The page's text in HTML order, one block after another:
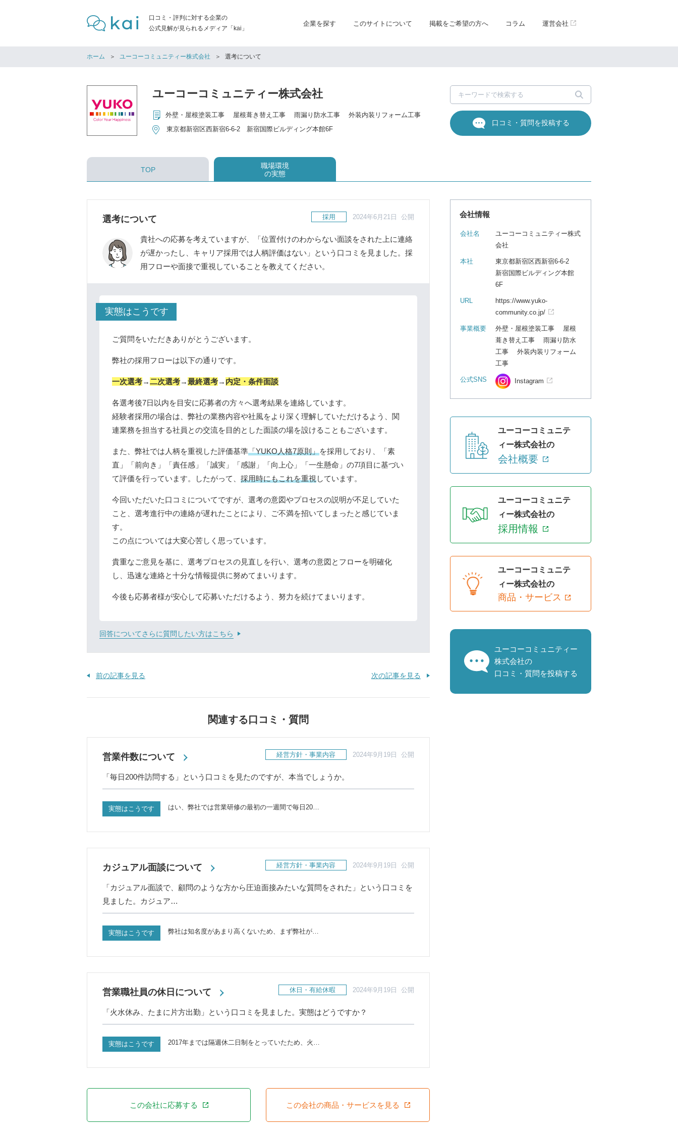
口コミ・評判に対する企業の
公式見解が見られるメディア「kai」
企業を探す このサイトについて 掲載をご希望の方へ コラム 運営会社
ホーム ユーコーコミュニティー株式会社 選考について
ユーコーコミュニティー株式会社
外壁・屋根塗装工事 屋根葺き替え工事 雨漏り防水工事 外装内装リフォーム工事
東京都新宿区西新宿6-6-2 新宿国際ビルディング本館6F
口コミ・質問を投稿する
TOP
職場環境
の実態
選考について 採用 2024年6月21日 公開
貴社への応募を考えていますが、「位置付けのわからない面談をされた上に連絡
が遅かったし、キャリア採用では人柄評価はない」という口コミを見ました。採
用フローや面接で重視していることを教えてください。
実態はこうです
ご質問をいただきありがとうございます。
弊社の採用フローは以下の通りです。
一次選考→二次選考→最終選考→ 内定・条件面談
各選考後7日以内を目安に応募者の方々へ選考結果を連絡しています。
経験者採用の場合は、弊社の業務内容や社風をより深く理解していただけるよう、関
連業務を担当する社員との交流を目的とした面談の場を設けることもございます。
また、弊社では人柄を重視した評価基準「YUKO人格7原則」を採用しており、「素
直」「前向き」「責任感」「誠実」「感謝」「向上心」「一生懸命」の7項目に基づい
て評価を行っています。したがって、 採用時にもこれを重視しています。
今回いただいた口コミについてですが、選考の意図やプロセスの説明が不足していた
こと、選考進行中の連絡が遅れたことにより、ご不満を招いてしまったと感じていま
す。
この点については大変心苦しく思っています。
貴重なご意見を基に、選考プロセスの見直しを行い、選考の意図とフローを明確化
し、迅速な連絡と十分な情報提供に努めてまいります。
今後も応募者様が安心して応募いただけるよう、努力を続けてまいります。
回答についてさらに質問したい方はこちら
前の記事を見る 次の記事を見る
関連する口コミ・質問
営業件数について 経営方針・事業内容 2024年9月19日 公開
「毎日200件訪問する」という口コミを見たのですが、本当でしょうか。
実態はこうです はい、弊社では営業研修の最初の一週間で毎日20…
カジュアル面談について 経営方針・事業内容 2024年9月19日 公開
「カジュアル面談で、顧問のような方から圧迫面接みたいな質問をされた」という口コミを
見ました。カジュア…
実態はこうです 弊社は知名度があまり高くないため、まず弊社が…
営業職社員の休日について 休日・有給休暇 2024年9月19日 公開
「火水休み、たまに片方出勤」という口コミを見ました。実態はどうですか？
実態はこうです 2017年までは隔週休二日制をとっていたため、火…
この会社に応募する この会社の商品・サービスを見る
会社情報
会社名
ユーコーコミュニティー株式
会社
本社
東京都新宿区西新宿6-6-2
新宿国際ビルディング本館
6F
URL
https://www.yuko-
community.co.jp/
事業概要
外壁・屋根塗装工事 屋根
葺き替え工事 雨漏り防水
工事 外装内装リフォーム
工事
公式SNS Instagram
ユーコーコミュニテ
ィー株式会社の
会社概要
ユーコーコミュニテ
ィー株式会社の
採用情報
ユーコーコミュニテ
ィー株式会社の
商品・サービス
ユーコーコミュニティー
株式会社の
口コミ・質問を投稿する